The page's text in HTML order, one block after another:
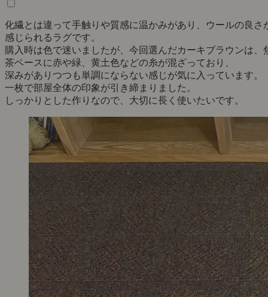
化繊とは違って手触りや質感に温かみがあり、ウールの良さ
感じられるラグです。
購入時は色で迷いましたが、今回選んだカーキブラウンは、
茶ベースに赤や緑、黄土色などの糸が混ざっており、
深みがありつつも単調にならない感じが気に入っています。
一枚で部屋全体の印象が引き締まりました。
しっかりとした作りなので、大切に長く使いたいです。